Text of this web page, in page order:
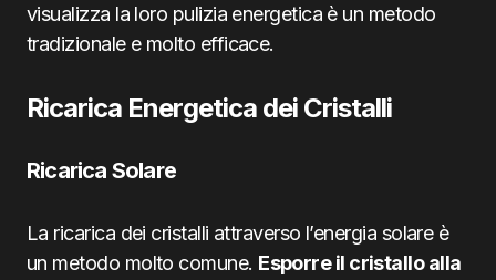
visualizza la loro pulizia energetica è un metodo
tradizionale e molto efficace.
Ricarica Energetica dei Cristalli
Ricarica Solare
La ricarica dei cristalli attraverso l’energia solare è
un metodo molto comune. Esporre il cristallo alla